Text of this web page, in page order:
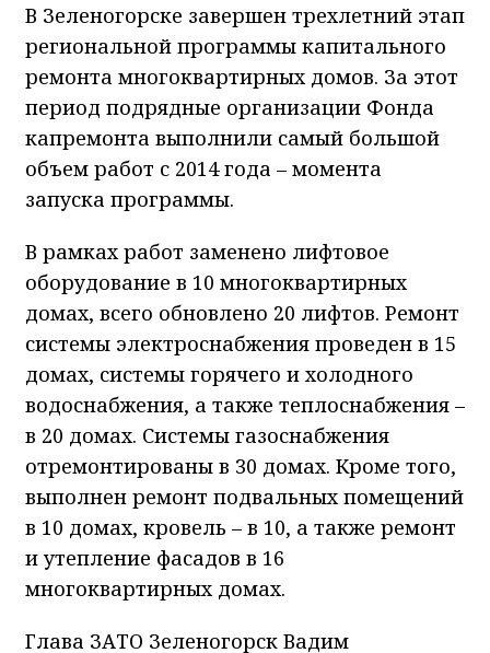
В Зеленогорске завершен трехлетний этап
региональной программы капитального
ремонта многоквартирных домов. За этот
период подрядные организации Фонда
капремонта выполнили самый большой
объем работ с 2014 года – момента
запуска программы.
В рамках работ заменено лифтовое
оборудование в 10 многоквартирных
домах, всего обновлено 20 лифтов. Ремонт
системы электроснабжения проведен в 15
домах, системы горячего и холодного
водоснабжения, а также теплоснабжения –
в 20 домах. Системы газоснабжения
отремонтированы в 30 домах. Кроме того,
выполнен ремонт подвальных помещений
в 10 домах, кровель – в 10, а также ремонт
и утепление фасадов в 16
многоквартирных домах.
Глава ЗАТО Зеленогорск Вадим